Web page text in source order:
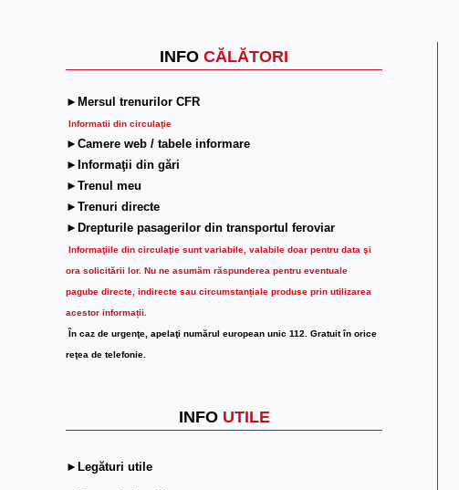
INFO CĂLĂTORI
►Mersul trenurilor CFR
Informatii din circulaţie
►Camere web / tabele informare
►Informaţii din gări
►Trenul meu
►Trenuri directe
►Drepturile pasagerilor din transportul feroviar
Informaţiile din circulaţie sunt variabile, valabile doar pentru data şi
ora solicitării lor. Nu ne asumăm răspunderea pentru eventuale
pagube directe, indirecte sau circumstanțiale produse prin utilizarea
acestor informații.
În caz de urgenţe, apelaţi numărul european unic 112. Gratuit în orice
reţea de telefonie.
INFO UTILE
►Legături utile